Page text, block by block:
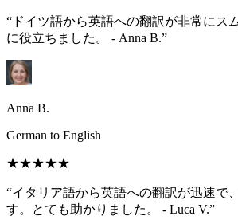
“ドイツ語から英語への翻訳が非常にス
に役立ちました。 - Anna B.”
Anna B.
German to English
★★★★★
“イタリア語から英語への翻訳が迅速で
す。とても助かりました。 - Luca V.”